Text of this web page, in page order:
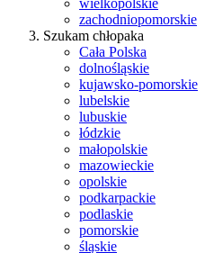
wielkopolskie
zachodniopomorskie
Szukam chłopaka
Cała Polska
dolnośląskie
kujawsko-pomorskie
lubelskie
lubuskie
łódzkie
małopolskie
mazowieckie
opolskie
podkarpackie
podlaskie
pomorskie
śląskie